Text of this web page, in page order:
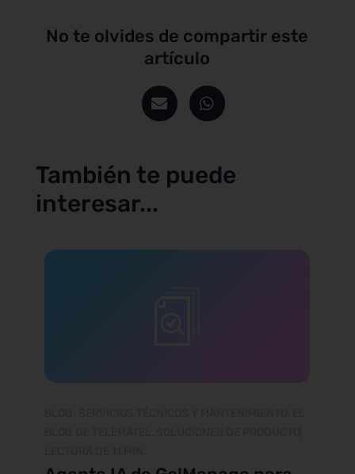
No te olvides de compartir este
artículo
También te puede
interesar...